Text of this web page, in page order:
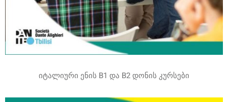
იტალიური ენის B1 და B2 დონის კურსები